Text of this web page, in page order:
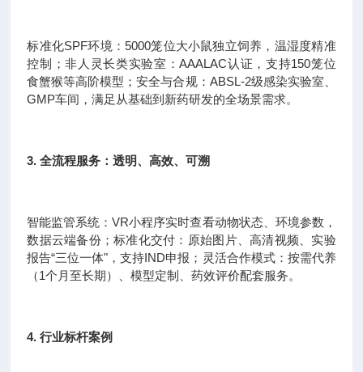
标准化SPF环境：5000笼位大小鼠独立饲养，温湿度精准
控制；非人灵长类实验室：AAALAC认证，支持150笼位
食蟹猴等高阶模型；安全与合规：ABSL-2级感染实验室、
GMP车间，满足从基础到新药研发的全场景需求。
3. 全流程服务：透明、高效、可溯
智能监管系统：VR小程序实时查看动物状态、环境参数，
数据云端备份；标准化交付：原始图片、高清视频、实验
报告“三位一体"，支持IND申报；灵活合作模式：按需代养
（1个月至长期）、模型定制、药效评价配套服务。
4. 行业标杆案例